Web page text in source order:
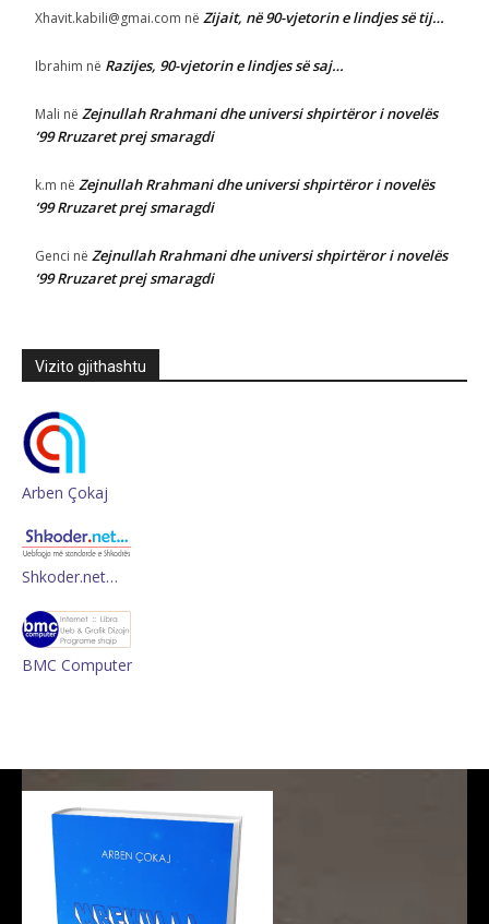
Xhavit.kabili@gmai.com në Zijait, në 90-vjetorin e lindjes së tij…
Ibrahim në Razijes, 90-vjetorin e lindjes së saj…
Mali në Zejnullah Rrahmani dhe universi shpirtëror i novelës
‘99 Rruzaret prej smaragdi
k.m në Zejnullah Rrahmani dhe universi shpirtëror i novelës
‘99 Rruzaret prej smaragdi
Genci në Zejnullah Rrahmani dhe universi shpirtëror i novelës
‘99 Rruzaret prej smaragdi
Vizito gjithashtu
Arben Çokaj
Shkoder.net…
BMC Computer